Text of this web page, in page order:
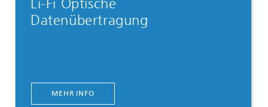
Li-Fi Optische
Datenübertragung
MEHR INFO